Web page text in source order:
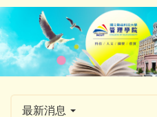
跳
到
主
要
內
最新消息